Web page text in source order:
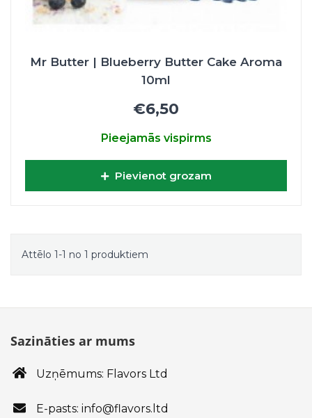
Mr Butter | Blueberry Butter Cake Aroma
10ml
€6,50
Pieejamās vispirms
Pievienot grozam
Attēlo 1-1 no 1 produktiem
Sazināties ar mums
Uzņēmums: Flavors Ltd
E-pasts: info@flavors.ltd